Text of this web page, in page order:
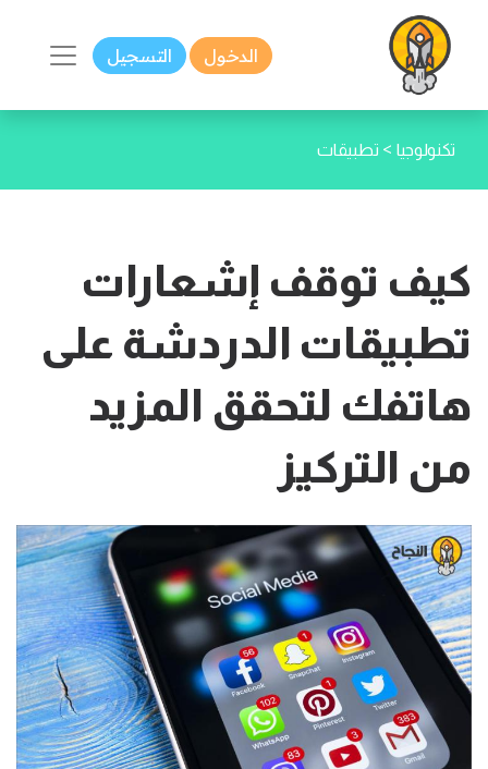
الدخول التسجيل
تكنولوجيا > تطبيقات
كيف توقف إشعارات
تطبيقات الدردشة على
هاتفك لتحقق المزيد
من التركيز